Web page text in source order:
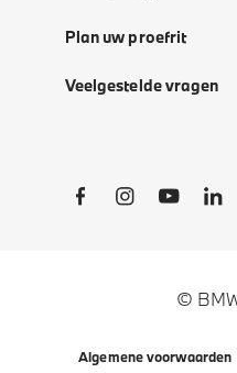
Plan uw proefrit
Veelgestelde vragen
Social Links
©
Algemene voorwaarden